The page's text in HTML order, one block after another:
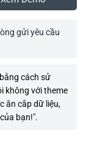
gửi yêu cầu
cách sử
không với theme
ăn cắp dữ liệu,
bạn!".